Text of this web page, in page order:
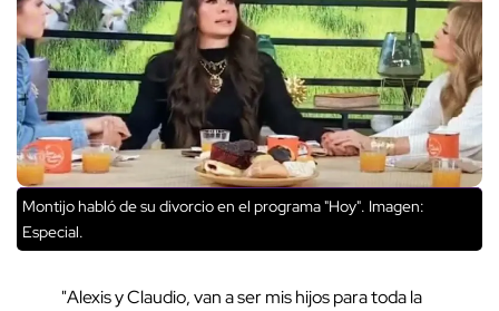
Montijo habló de su divorcio en el programa "Hoy". Imagen:
Especial.
"Alexis y Claudio, van a ser mis hijos para toda la